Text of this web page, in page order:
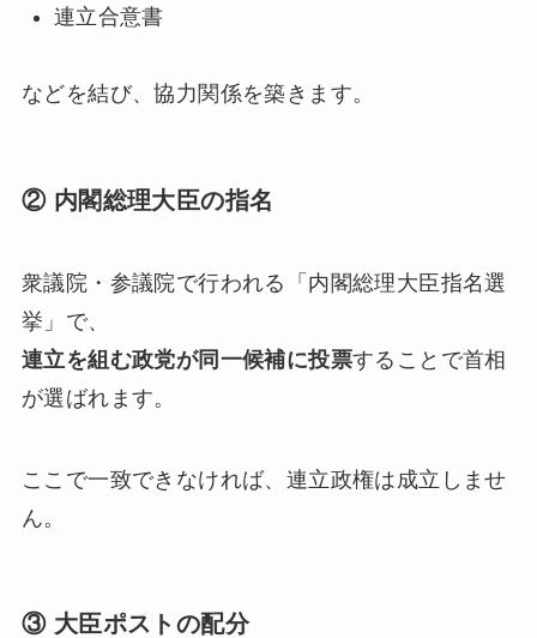
連立合意書
などを結び、協力関係を築きます。
② 内閣総理大臣の指名
衆議院・参議院で行われる「内閣総理大臣指名選
挙」で、
連立を組む政党が同一候補に投票することで首相
が選ばれます。
ここで一致できなければ、連立政権は成立しませ
ん。
③ 大臣ポストの配分